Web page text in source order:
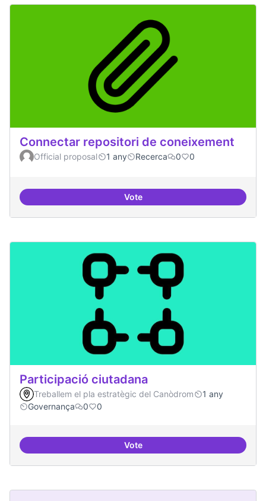
Connectar repositori de coneixement
Official proposal 1 any Recerca 0 0
VoteConnectar repositori de
Participació ciutadana
Treballem el pla estratègic del Canòdrom
1 any
Governança
0 0
VoteParticipació ciutadana